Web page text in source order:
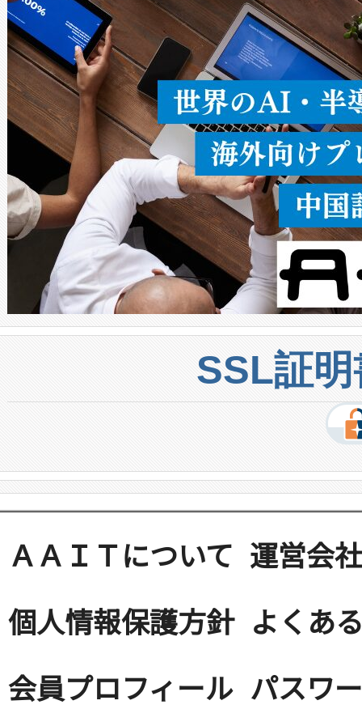
ることなく、単一のデバイス
うにします。遠距離まで届く
密度なスキャ […]
SSL証
ＡＡＩＴについて 運営会社
個人情報保護方針 よくあ
会員プロフィール パスワ